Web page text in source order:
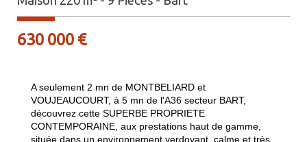
630 000 €
A seulement 2 mn de MONTBELIARD et
VOUJEAUCOURT, à 5 mn de l'A36 secteur BART,
découvrez cette SUPERBE PROPRIETE
CONTEMPORAINE, aux prestations haut de gamme,
située dans un environnement verdoyant, calme et très